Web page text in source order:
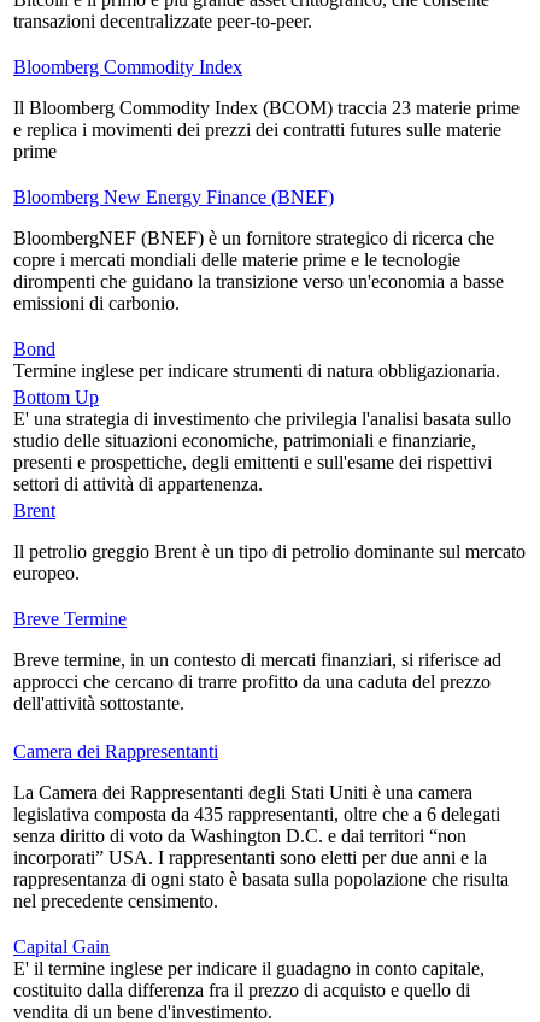
transazioni decentralizzate peer-to-peer.
Bloomberg Commodity Index
Il Bloomberg Commodity Index (BCOM) traccia 23 materie prime
e replica i movimenti dei prezzi dei contratti futures sulle materie
prime
Bloomberg New Energy Finance (BNEF)
BloombergNEF (BNEF) è un fornitore strategico di ricerca che
copre i mercati mondiali delle materie prime e le tecnologie
dirompenti che guidano la transizione verso un'economia a basse
emissioni di carbonio.
Bond
Termine inglese per indicare strumenti di natura obbligazionaria.
Bottom Up
E' una strategia di investimento che privilegia l'analisi basata sullo
studio delle situazioni economiche, patrimoniali e finanziarie,
presenti e prospettiche, degli emittenti e sull'esame dei rispettivi
settori di attività di appartenenza.
Brent
Il petrolio greggio Brent è un tipo di petrolio dominante sul mercato
europeo.
Breve Termine
Breve termine, in un contesto di mercati finanziari, si riferisce ad
approcci che cercano di trarre profitto da una caduta del prezzo
dell'attività sottostante.
Camera dei Rappresentanti
La Camera dei Rappresentanti degli Stati Uniti è una camera
legislativa composta da 435 rappresentanti, oltre che a 6 delegati
senza diritto di voto da Washington D.C. e dai territori “non
incorporati” USA. I rappresentanti sono eletti per due anni e la
rappresentanza di ogni stato è basata sulla popolazione che risulta
nel precedente censimento.
Capital Gain
E' il termine inglese per indicare il guadagno in conto capitale,
costituito dalla differenza fra il prezzo di acquisto e quello di
vendita di un bene d'investimento.